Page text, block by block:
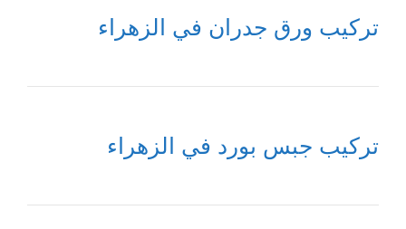
تركيب ورق جدران في الزهراء
تركيب جبس بورد في الزهراء